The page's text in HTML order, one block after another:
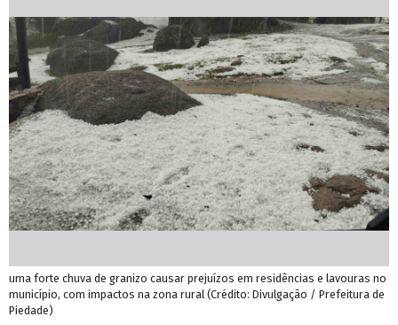
uma forte chuva de granizo causar prejuízos em residências e lavouras no
município, com impactos na zona rural (Crédito: Divulgação / Prefeitura de
Piedade)